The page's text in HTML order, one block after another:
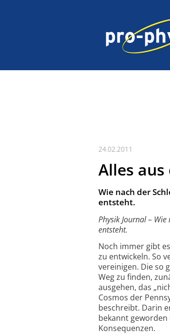
24.02.2011
Alles
Wie nach der
entsteht.
Physik Journal –
entsteht.
Noch immer gibt
zu entwickeln. So
vereinigen. Die so
Weg zu finden,
ausgehen, das
Cosmos der
beschreibt. Darin
bekannt
Konsequenzen.